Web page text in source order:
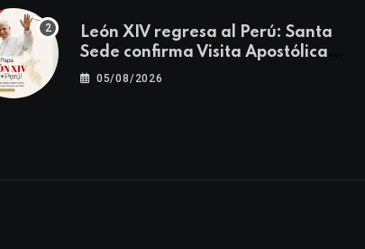
León XIV regresa al Perú: Santa
Sede confirma Visita Apostólica
del 11 al 17 de noviembre
05/08/2026